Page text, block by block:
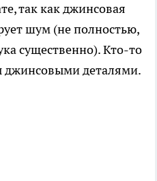
так как джинсовая
шум (не полностью,
существенно). Кто-то
джинсовыми деталями.